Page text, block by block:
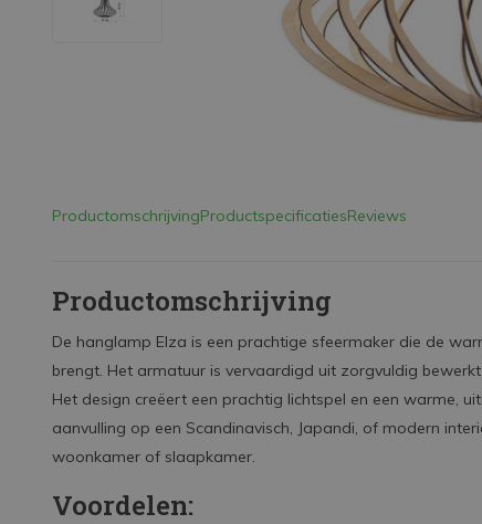
ProductomschrijvingProductspecificatiesReviews
Productomschrijving
De hanglamp Elza is een prachtige sfeermaker die de
brengt. Het armatuur is vervaardigd uit zorgvuldig
Het design creëert een prachtig lichtspel en een warme,
aanvulling op een Scandinavisch, Japandi, of modern
woonkamer of slaapkamer.
Voordelen: